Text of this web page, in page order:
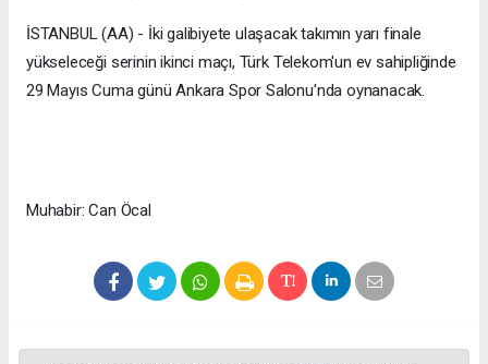
İSTANBUL (AA) - İki galibiyete ulaşacak takımın yarı finale
yükseleceği serinin ikinci maçı, Türk Telekom'un ev sahipliğinde
29 Mayıs Cuma günü Ankara Spor Salonu'nda oynanacak.
Muhabir: Can Öcal